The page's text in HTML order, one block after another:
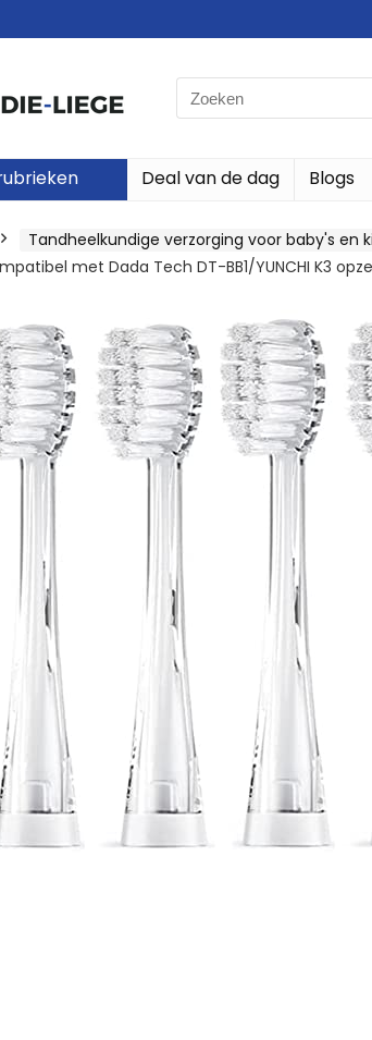
Search
for:
Deal van de dag Blogs
Tandheelkundige verzorging voor baby's en
met Dada Tech DT-BB1/YUNCHI K3